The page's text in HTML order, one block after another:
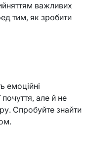
важливих
тим, як зробити
емоційні
але й не
Спробуйте знайти